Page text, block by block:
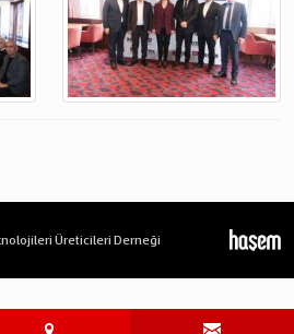
Üreticileri Derneği